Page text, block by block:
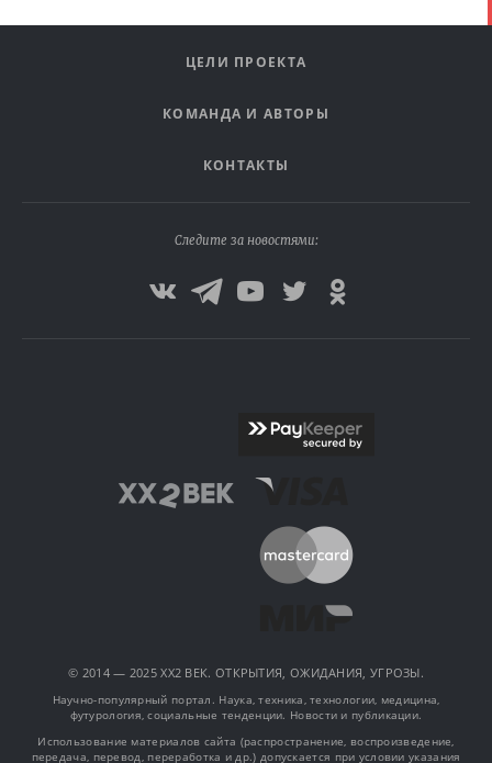
ЦЕЛИ ПРОЕКТА
КОМАНДА И АВТОРЫ
КОНТАКТЫ
Следите за новостями:
© 2014 — 2025 XX2 ВЕК. ОТКРЫТИЯ, ОЖИДАНИЯ, УГРОЗЫ.
Научно-популярный портал. Наука, техника, технологии, медицина,
футурология, социальные тенденции. Новости и публикации.
Использование материалов сайта (распространение, воспроизведение,
передача, перевод, переработка и др.) допускается при условии указания